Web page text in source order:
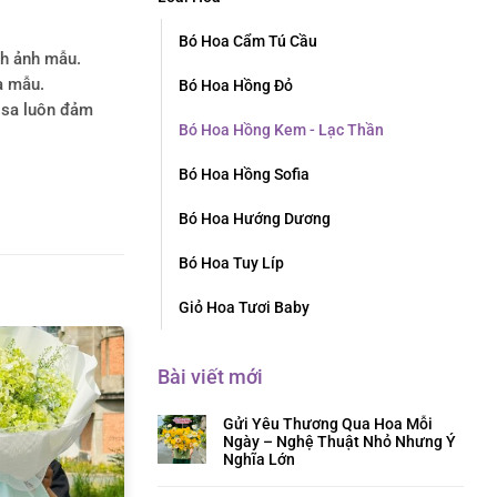
Bó Hoa Cẩm Tú Cầu
Bó Hoa Hồng Đỏ
Bó Hoa Hồng Kem - Lạc Thần
Bó Hoa Hồng Sofia
Bó Hoa Hướng Dương
Bó Hoa Tuy Líp
Giỏ Hoa Tươi Baby
Bài viết mới
Gửi Yêu Thương Qua Hoa Mỗi
Ngày – Nghệ Thuật Nhỏ Nhưng Ý
Nghĩa Lớn
ảnh mẫu.
mẫu.
luôn đảm